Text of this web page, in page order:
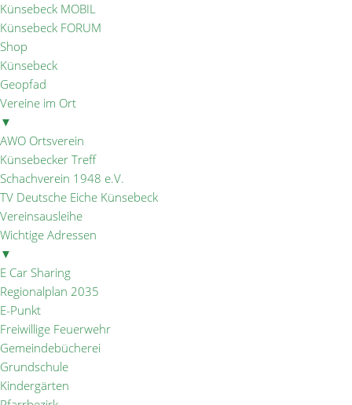
Künsebeck MOBIL
Künsebeck FORUM
Shop
Künsebeck
Geopfad
Vereine im Ort
▼
AWO Ortsverein
Künsebecker Treff
Schachverein 1948 e.V.
TV Deutsche Eiche Künsebeck
Vereinsausleihe
Wichtige Adressen
▼
E Car Sharing
Regionalplan 2035
E-Punkt
Freiwillige Feuerwehr
Gemeindebücherei
Grundschule
Kindergärten